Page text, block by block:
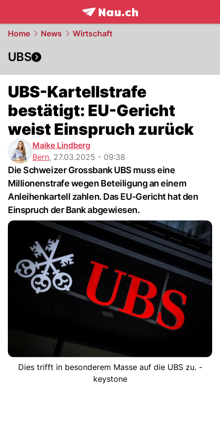
frontpage.NAU.ch
Home News Wirtschaft
UBS
UBS-Kartellstrafe
bestätigt: EU-Gericht
weist Einspruch zurück
Maike Lindberg
Bern, 27.03.2025 - 09:38
Die Schweizer Grossbank UBS muss eine
Millionenstrafe wegen Beteiligung an einem
Anleihenkartell zahlen. Das EU-Gericht hat den
Einspruch der Bank abgewiesen.
Dies trifft in besonderem Masse auf die UBS zu. -
keystone